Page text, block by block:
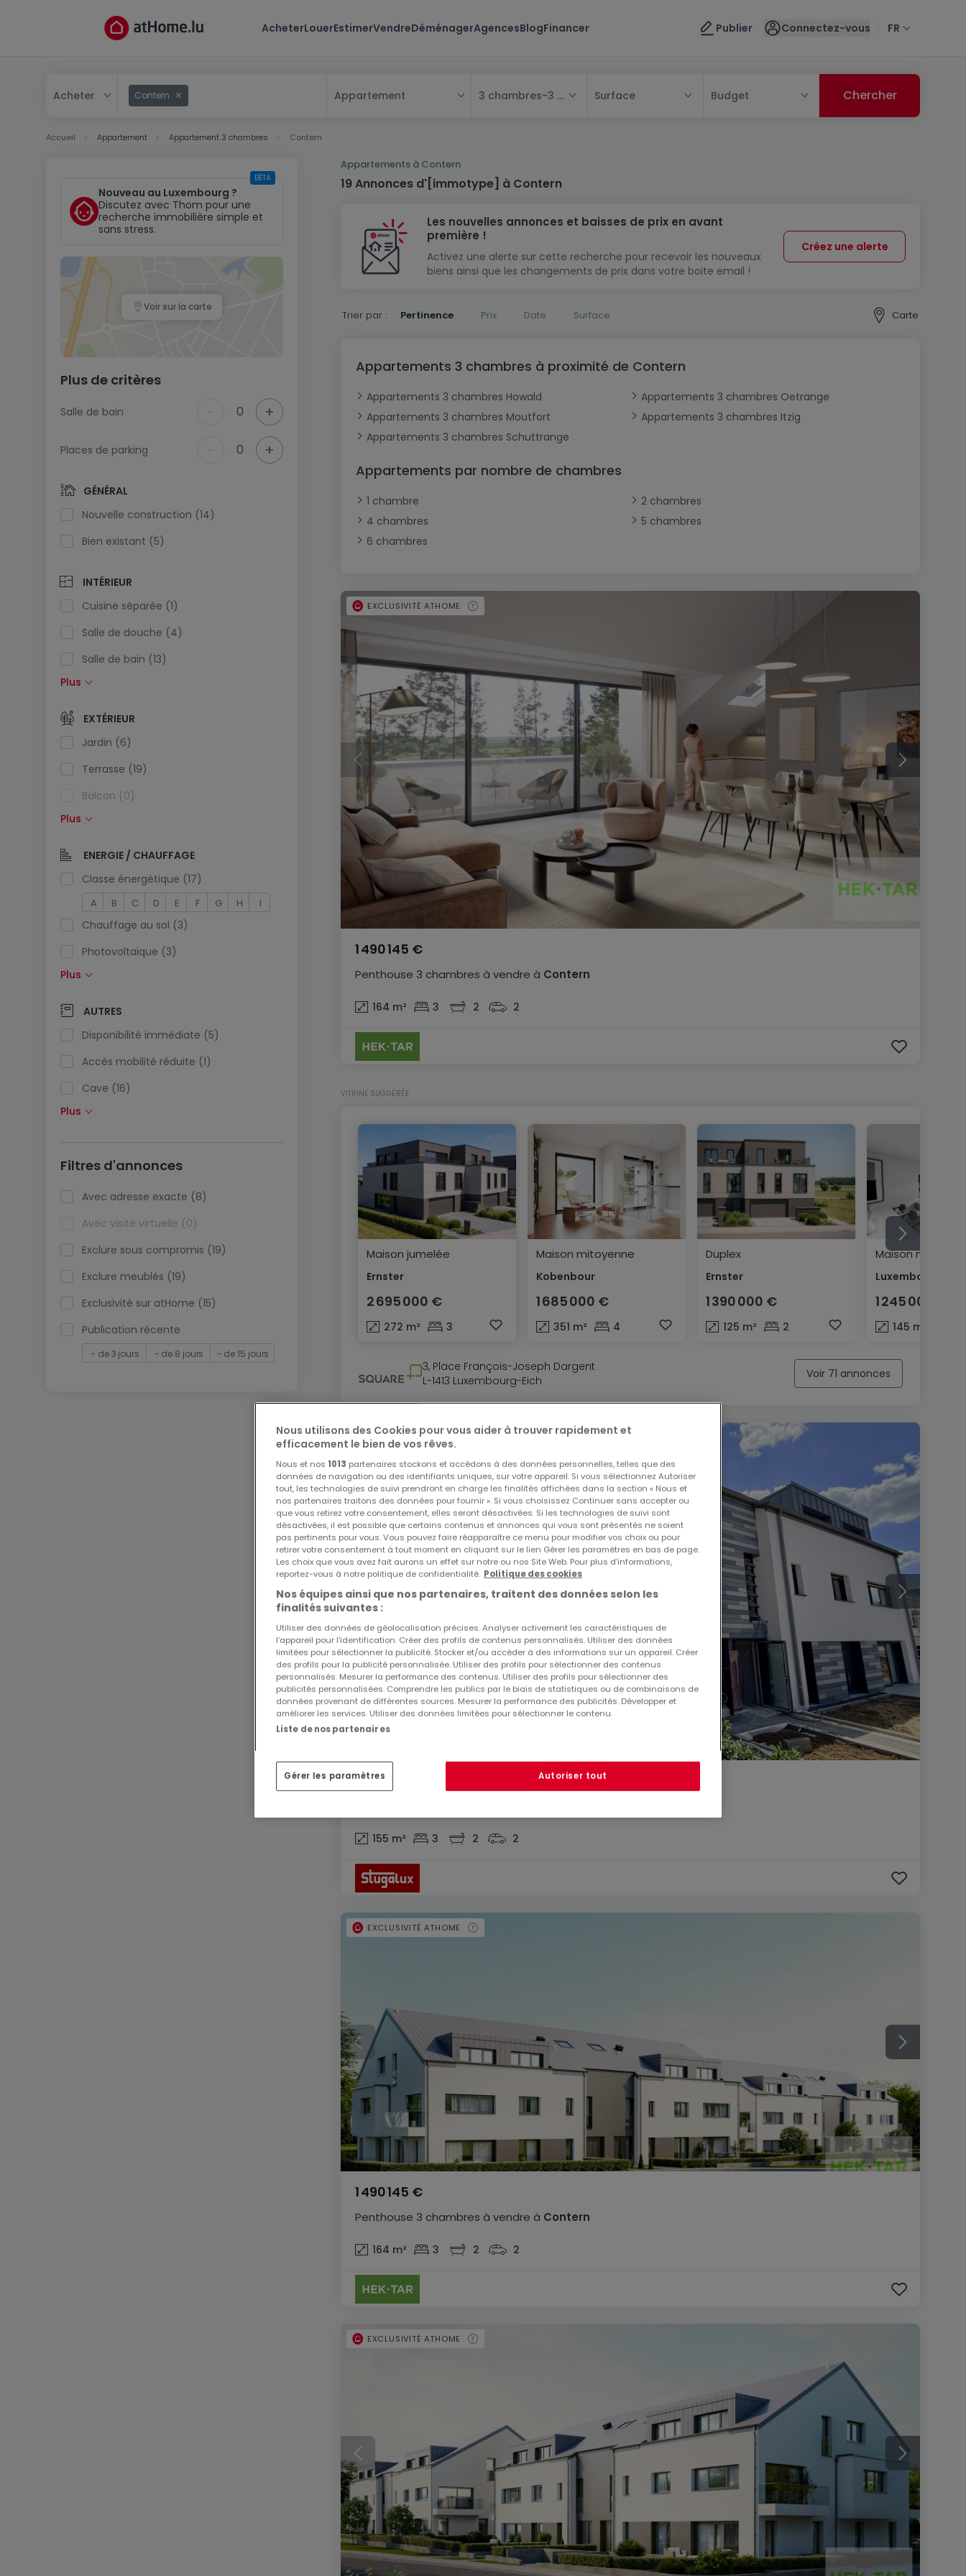
AcheterLouerEstimerVendreDéménagerAgencesBlogFinancer Publier Connectez-vous FR
Acheter Contern Appartement
Maison
Maison mitoyenne
Maison jumelée
Châlet
Bungalow
Gîte
Appartement
Chambre
Studio
Rez-de-chaussée
Résidence
Lotissement
Maison à construire
Modèle de maison
Immeuble de rapport
Fonds de Commerce
Restaurant
Entrepôt
Exploitation agricole
3 chambres- 3 chambres Surface Budget
Accueil Appartement Appartement 3 chambres Contern
Appartements à Contern
19 Annonces d'[immotype] à Contern
Les nouvelles annonces et baisses de prix en avant
première !
Activez une alerte sur cette recherche pour recevoir les nouveaux
biens ainsi que les changements de prix dans votre boite email !
Créez une alerte
Trier par : Pertinence Prix Date Surface Carte
Appartements 3 chambres à proximité de Contern
Appartements 3 chambres Howald
Appartements 3 chambres Oetrange
Appartements 3 chambres Moutfort
Appartements 3 chambres Itzig
Appartements 3 chambres Schuttrange
Appartements par nombre de chambres
1 chambre
2 chambres
4 chambres
5 chambres
6 chambres
Penthouse 3 chambres à vendre à Contern
1 490 145 €
164 m² 3 2 2
EXCLUSIVITÉ ATHOME
VITRINE SUGGÉRÉE
Maison jumelée
Ernster
2 695 000 €
272 m² 3
Maison mitoyenne
Kobenbour
1 685 000 €
351 m² 4
Duplex
Ernster
1 390 000 €
125 m² 2
Maison
1 245 000 €
145 m²
3, Place François-Joseph Dargent
L-1413 Luxembourg-Eich
Voir 71 annonces
1 490 145 €
155 m² 3 2 2
EXCLUSIVITÉ ATHOME
Penthouse 3 chambres à vendre à Contern
1 490 145 €
164 m² 3 2 2
EXCLUSIVITÉ ATHOME
EXCLUSIVITÉ ATHOME
Nouveau au Luxembourg ?
Discutez avec Thom pour une
recherche immobilière simple et
sans stress.
BÊTA
Voir sur la carte
Plus de critères
Salle de bain 0 +
Places de parking 0 +
GÉNÉRAL
Nouvelle construction (14)
Bien existant (5)
INTÉRIEUR
Cuisine séparée (1)
Salle de douche (4)
Salle de bain (13)
Cuisine équipée (1)
Cuisine ouverte (3)
Toilettes séparées (2)
Plus
EXTÉRIEUR
Jardin (6)
Terrasse (19)
Balcon (0)
Piscine (0)
Exposition sud (3)
Prise électrique dans le parking (0)
Plus
ENERGIE / CHAUFFAGE
Classe énergétique (17)
A B C D E F G H I
Chauffage au sol (3)
Photovoltaïque (3)
Panneaux solaires (3)
Pompe à chaleur (3)
Climatisation (0)
Fibre optique (3)
Plus
AUTRES
Disponibilité immédiate (5)
Accès mobilité réduite (1)
Cave (16)
Grenier (0)
Ascenseur (13)
Viager (0)
Biens de vacances (0)
Plus
Filtres d'annonces
Avec adresse exacte (8)
Avec visite virtuelle (0)
Exclure sous compromis (19)
Exclure meublés (19)
Exclusivité sur atHome (15)
Publication récente
- de 3 jours - de 8 jours - de 15 jours
Nous utilisons des Cookies pour vous aider à trouver rapidement et
efficacement le bien de vos rêves.
Nous et nos 1013 partenaires stockons et accédons à des données personnelles, telles que des
données de navigation ou des identifiants uniques, sur votre appareil. Si vous sélectionnez Autoriser
tout, les technologies de suivi prendront en charge les finalités affichées dans la section « Nous et
nos partenaires traitons des données pour fournir ». Si vous choisissez Continuer sans accepter ou
que vous retirez votre consentement, elles seront désactivées. Si les technologies de suivi sont
désactivées, il est possible que certains contenus et annonces qui vous sont présentés ne soient
pas pertinents pour vous. Vous pouvez faire réapparaître ce menu pour modifier vos choix ou pour
retirer votre consentement à tout moment en cliquant sur le lien Gérer les paramètres en bas de page.
Les choix que vous avez fait aurons un effet sur notre ou nos Site Web. Pour plus d’informations,
reportez-vous à notre politique de confidentialité. Politique des cookies
Nos équipes ainsi que nos partenaires, traitent des données selon les
finalités suivantes :
Utiliser des données de géolocalisation précises. Analyser activement les caractéristiques de
l’appareil pour l’identification. Créer des profils de contenus personnalisés. Utiliser des données
limitées pour sélectionner la publicité. Stocker et/ou accéder à des informations sur un appareil. Créer
des profils pour la publicité personnalisée. Utiliser des profils pour sélectionner des contenus
personnalisés. Mesurer la performance des contenus. Utiliser des profils pour sélectionner des
publicités personnalisées. Comprendre les publics par le biais de statistiques ou de combinaisons de
données provenant de différentes sources. Mesurer la performance des publicités. Développer et
améliorer les services. Utiliser des données limitées pour sélectionner le contenu.
Liste de nos partenaires
Gérer les paramètres Autoriser tout